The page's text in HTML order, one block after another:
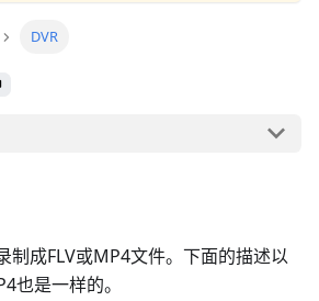
DVR
制成FLV或MP4文件。下面的描述以
也是一样的。